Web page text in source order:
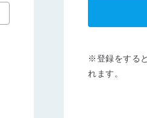
※登録をする
れます。